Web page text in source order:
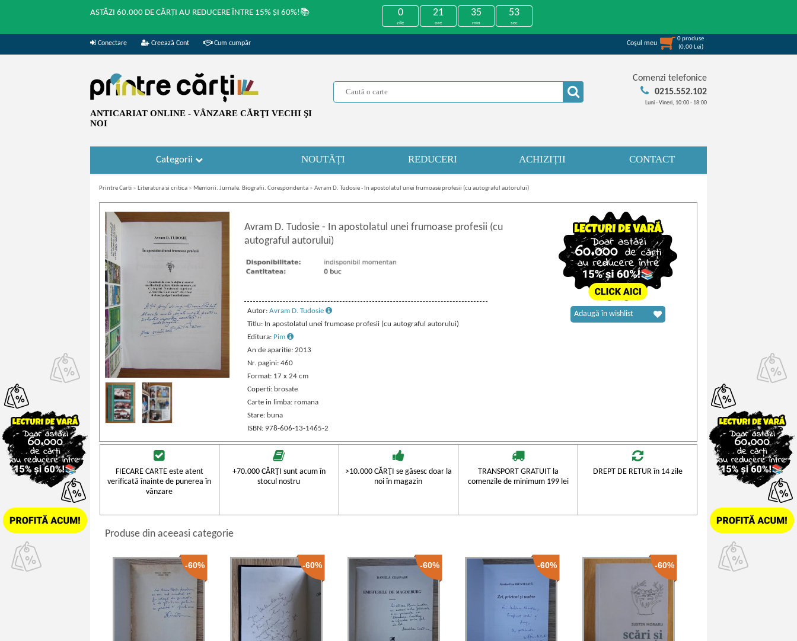
ASTĂZI 60.000 DE CĂRȚI AU REDUCERE ÎNTRE 15% ȘI 60%!📚 0
zile
21
ore
35
min
52
sec
Conectare Creează Cont Cum cumpăr Coşul meu
0produse
(0,00 Lei)
ANTICARIAT ONLINE - VÂNZARE CĂRŢI VECHI ŞI
NOI
Comenzi telefonice
0215.552.102
Luni - Vineri, 10:00 - 18:00
Categorii NOUTĂȚI REDUCERI ACHIZIȚII CONTACT
Printre Carti » Literatura si critica » Memorii. Jurnale. Biografii. Corespondenta » Avram D. Tudosie - In apostolatul unei frumoase profesii (cu autograful autorului)
Avram D. Tudosie - In apostolatul unei frumoase profesii (cu
autograful autorului)
Autor: Avram D. Tudosie
Titlu: In apostolatul unei frumoase profesii (cu autograful autorului)
Editura: Pim
An de aparitie: 2013
Nr. pagini: 460
Format: 17 x 24 cm
Coperti: brosate
Carte in limba: romana
Stare: buna
ISBN: 978-606-13-1465-2
Adaugă în wishlist
FIECARE CARTE este atent
verificată înainte de punerea în
vânzare
+70.000 CĂRŢI sunt acum în
stocul nostru
>10.000 CĂRŢI se găsesc doar la
noi în magazin
TRANSPORT GRATUIT la
comenzile de minimum 199 lei
DREPT DE RETUR în 14 zile
Produse din aceeasi categorie
-60% -60% -60% -60% -60%